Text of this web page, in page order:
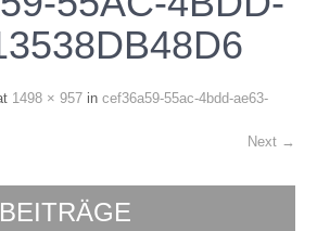
1498 × 957 in cef36a59-55ac-4bdd-ae63-
Next →